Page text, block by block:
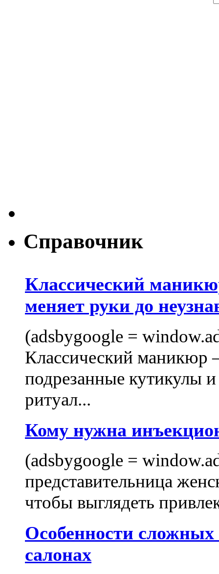
Справочник
Классический
меняет руки до
(adsbygoogle =
Классический маникюр
подрезанные кутикулы
ритуал...
Кому нужна
(adsbygoogle =
представительница
чтобы выглядеть
Особенности
салонах